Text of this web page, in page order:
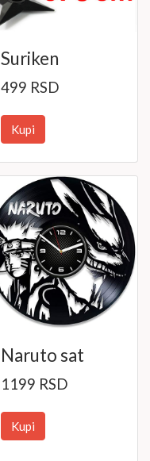
Suriken
499 RSD
Kupi
Naruto sat
1199 RSD
Kupi